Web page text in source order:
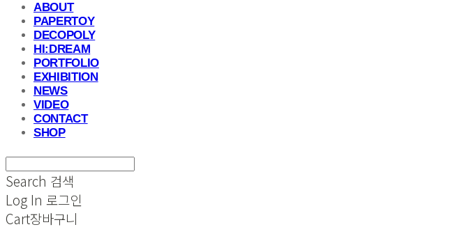
ABOUT
PAPERTOY
DECOPOLY
HI:DREAM
PORTFOLIO
EXHIBITION
NEWS
VIDEO
CONTACT
SHOP
Search 검색
Log In 로그인
Cart장바구니